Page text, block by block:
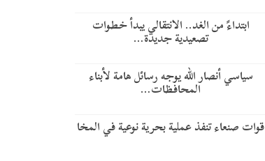
​ابتداءً من الغد.. الانتقالي يبدأ خطوات
تصعيدية جديدة…
سياسي أنصار الله يوجه رسائل هامة لأبناء
المحافظات…
قوات صنعاء تنفذ عملية بحرية نوعية في المخا